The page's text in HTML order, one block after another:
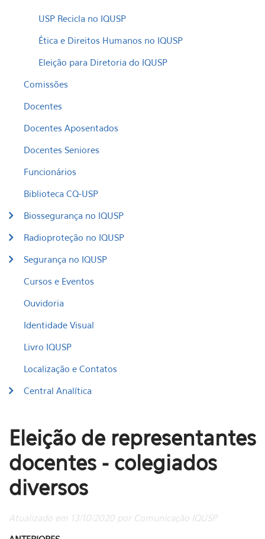
USP Recicla no IQUSP
Ética e Direitos Humanos no IQUSP
Eleição para Diretoria do IQUSP
Comissões
Docentes
Docentes Aposentados
Docentes Seniores
Funcionários
Biblioteca CQ-USP
Biossegurança no IQUSP
Radioproteção no IQUSP
Segurança no IQUSP
Cursos e Eventos
Ouvidoria
Identidade Visual
Livro IQUSP
Localização e Contatos
Central Analítica
Eleição de representantes
docentes - colegiados
diversos
Atualizado em 13/10/2020 por Comunicação IQUSP